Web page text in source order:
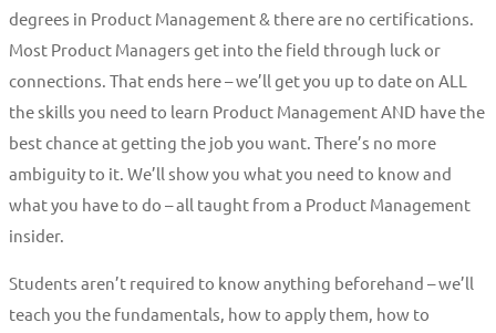
degrees in Product Management & there are no certifications.
Most Product Managers get into the field through luck or
connections. That ends here – we’ll get you up to date on ALL
the skills you need to learn Product Management AND have the
best chance at getting the job you want. There’s no more
ambiguity to it. We’ll show you what you need to know and
what you have to do – all taught from a Product Management
insider.
Students aren’t required to know anything beforehand – we’ll
teach you the fundamentals, how to apply them, how to